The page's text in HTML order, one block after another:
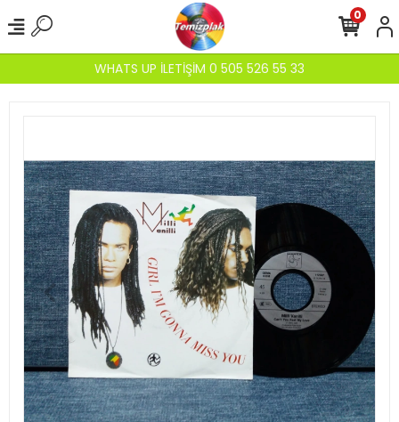
WHATS UP İLETİŞİM 0 505 526 55 33
0